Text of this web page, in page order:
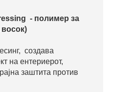
- полимер за
создава
на ентериерот,
заштита против